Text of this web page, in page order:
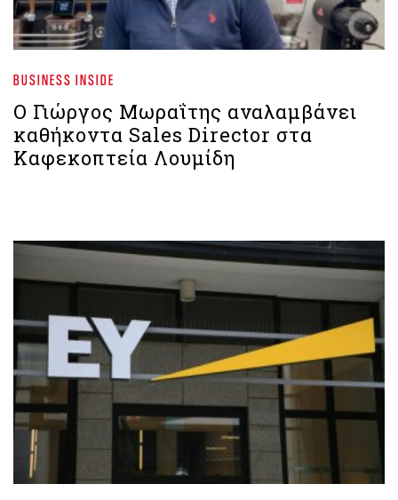
BUSINESS INSIDE
Ο Γιώργος Μωραΐτης αναλαμβάνει
καθήκοντα Sales Director στα
Καφεκοπτεία Λουμίδη